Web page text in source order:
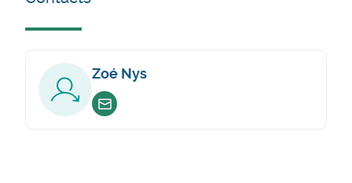
Zoé Nys
Envoyer un email